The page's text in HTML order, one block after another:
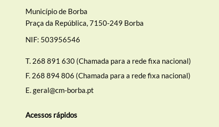
Município de Borba
Praça da República, 7150-249 Borba
NIF: 503956546
T. 268 891 630 (Chamada para a rede fixa nacional)
F. 268 894 806 (Chamada para a rede fixa nacional)
E.geral@cm-borba.pt
Acessos rápidos